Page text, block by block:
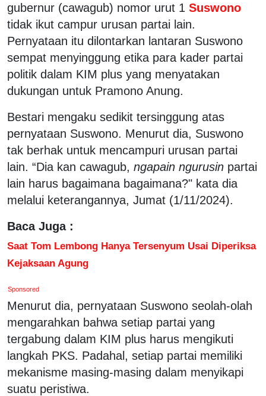
gubernur (cawagub) nomor urut 1 Suswono
tidak ikut campur urusan partai lain.
Pernyataan itu dilontarkan lantaran Suswono
sempat menyinggung etika para kader partai
politik dalam KIM plus yang menyatakan
dukungan untuk Pramono Anung.
Bestari mengaku sedikit tersinggung atas
pernyataan Suswono. Menurut dia, Suswono
tak berhak untuk mencampuri urusan partai
lain. “Dia kan cawagub, ngapain ngurusin partai
lain harus bagaimana bagaimana?" kata dia
melalui keterangannya, Jumat (1/11/2024).
Baca Juga :
Saat Tom Lembong Hanya Tersenyum Usai Diperiksa
Kejaksaan Agung
Sponsored
Menurut dia, pernyataan Suswono seolah-olah
mengarahkan bahwa setiap partai yang
tergabung dalam KIM plus harus mengikuti
langkah PKS. Padahal, setiap partai memiliki
mekanisme masing-masing dalam menyikapi
suatu peristiwa.